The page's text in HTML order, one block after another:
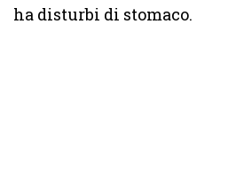
ha disturbi di stomaco.